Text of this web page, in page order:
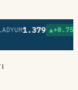
▲+0.75% 🇬🇧